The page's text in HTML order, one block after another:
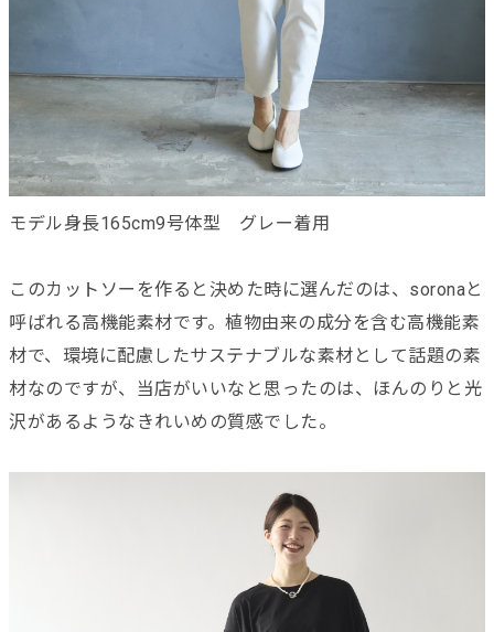
モデル身長165cm9号体型 グレー着用
このカットソーを作ると決めた時に選んだのは、soronaと
呼ばれる高機能素材です。植物由来の成分を含む高機能素
材で、環境に配慮したサステナブルな素材として話題の素
材なのですが、当店がいいなと思ったのは、ほんのりと光
沢があるようなきれいめの質感でした。